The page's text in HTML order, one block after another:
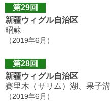
第29回
新疆ウィグル自治区
昭蘇
（2019年6月）
第28回
新疆ウィグル自治区
賽里木（サリム）湖、果子溝
（2019年6月）